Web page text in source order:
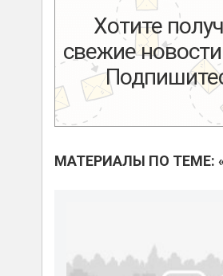
Хотите
свежие
МАТЕРИАЛЫ ПО ТЕМЕ: